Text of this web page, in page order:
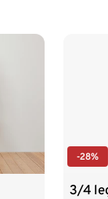
-28%
3/4